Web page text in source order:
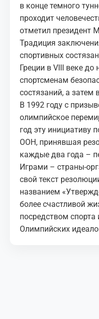
в конце темного
проходит
отметил президент
Традиция
спортивных
Греции в VIII веке до
спортсменам
состязаний, а затем
В 1992 году с
олимпийское
год эту инициативу
ООН, принявшая
каждые два года –
Играми – страны-
свой текст
названием
более счастливой
посредством
Олимпийских